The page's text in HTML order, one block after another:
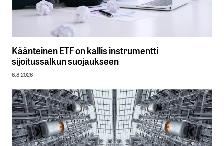
Käänteinen ETF on kallis instrumentti
sijoitussalkun suojaukseen
6.8.2026